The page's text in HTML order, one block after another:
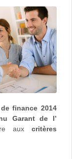
finance 2014
Garant de l’
aux critères